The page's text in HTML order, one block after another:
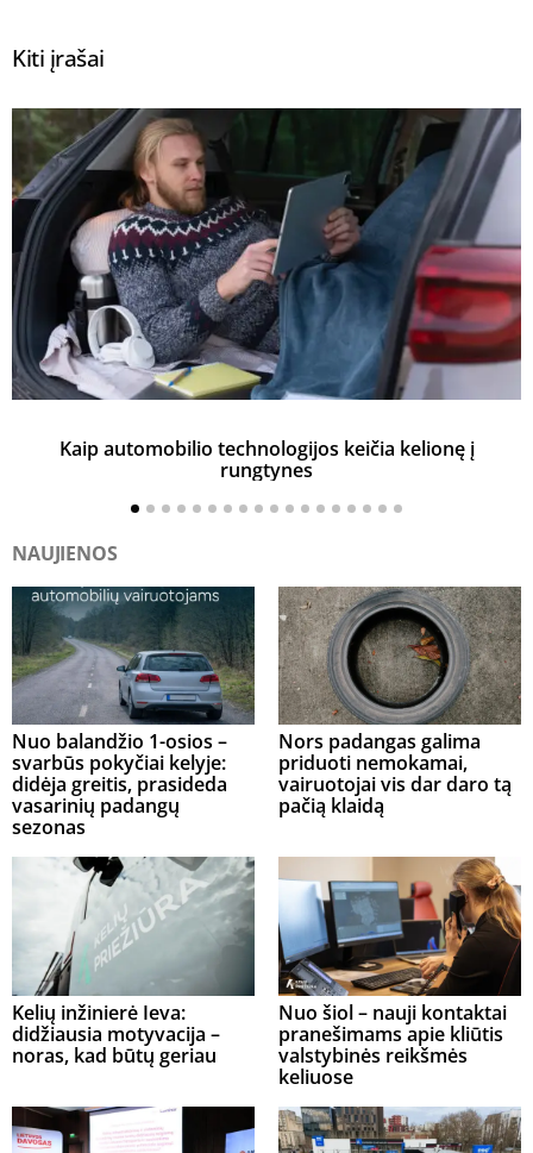
Kiti įrašai
Kaip automobilio technologijos keičia kelionę į
rungtynes
NAUJIENOS
Nuo balandžio 1-osios –
svarbūs pokyčiai kelyje:
didėja greitis, prasideda
vasarinių padangų
sezonas
Nors padangas galima
priduoti nemokamai,
vairuotojai vis dar daro tą
pačią klaidą
Kelių inžinierė Ieva:
didžiausia motyvacija –
noras, kad būtų geriau
Nuo šiol – nauji kontaktai
pranešimams apie kliūtis
valstybinės reikšmės
keliuose